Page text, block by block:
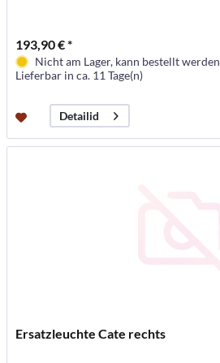
193,90 € *
Nicht am Lager, kann bestellt werden
Lieferbar in ca. 11 Tage(n)
Detailid
Ersatzleuchte Cate rechts